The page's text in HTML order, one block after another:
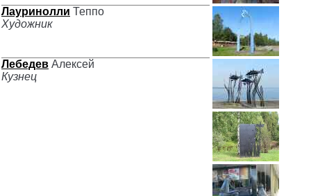
Лауринолли Теппо
Художник
Лебедев Алексей
Кузнец